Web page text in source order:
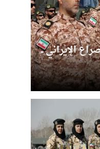
الإيراني ــ